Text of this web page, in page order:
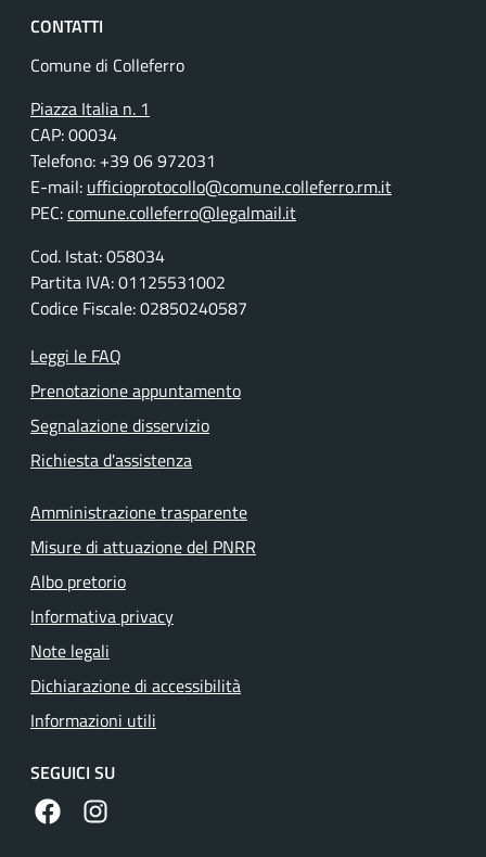
CONTATTI
Comune di Colleferro
Piazza Italia n. 1
CAP: 00034
Telefono: +39 06 972031
E-mail: ufficioprotocollo@comune.colleferro.rm.it
PEC:comune.colleferro@legalmail.it
Cod. Istat: 058034
Partita IVA: 01125531002
Codice Fiscale: 02850240587
Leggi le FAQ
Prenotazione appuntamento
Segnalazione disservizio
Richiesta d'assistenza
Amministrazione trasparente
Misure di attuazione del PNRR
Albo pretorio
Informativa privacy
Note legali
Dichiarazione di accessibilità
Informazioni utili
SEGUICI SU
https://www.facebook.com/comunecolleferro/